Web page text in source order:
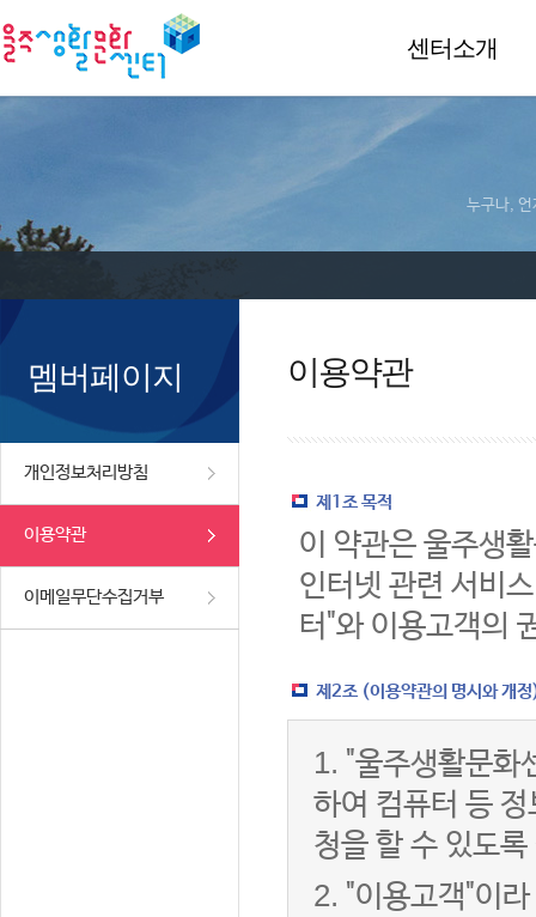
센터소개
누구나, 언
멤버페이지
개인정보처리방침
이용약관
이메일무단수집거부
이용약관
제1조 목적
이 약관은 울주생
인터넷 관련 서비
터"와 이용고객의
제2조 (이용약관의 명시와 개
1. "울주생활문화
하여 컴퓨터 등
청을 할 수 있도
2. "이용고객"이